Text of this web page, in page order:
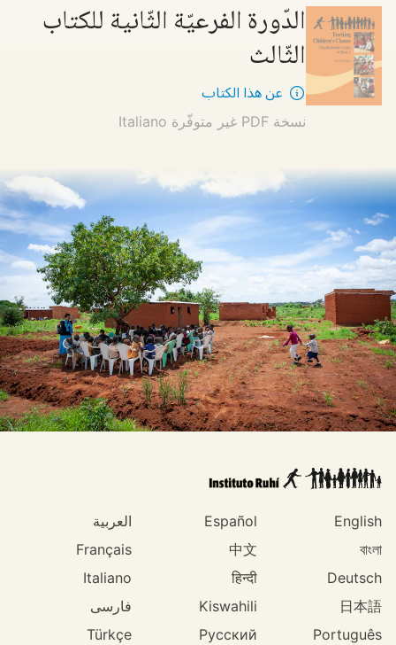
الدّورة الفرعيّة الثّانية للكتاب
الثّالث
عن هذا الكتاب
نسخة PDF غير متوفّرة Italiano
English
Español
العربية
বাংলা
中文
Français
Deutsch
हिन्दी
Italiano
日本語
Kiswahili
فارسی
Português
Русский
Türkçe